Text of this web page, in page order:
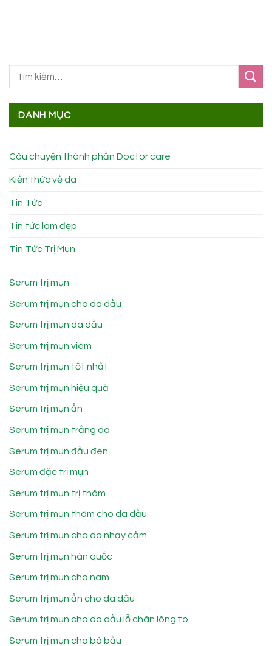
DANH MỤC
Câu chuyện thành phần Doctor care
Kiến thức về da
Tin Tức
Tin tức làm đẹp
Tin Tức Trị Mụn
Serum trị mụn
Serum trị mụn cho da dầu
Serum trị mụn da dầu
Serum trị mụn viêm
Serum trị mụn tốt nhất
Serum trị mụn hiệu quả
Serum trị mụn ẩn
Serum trị mụn trắng da
Serum trị mụn đầu đen
Serum đặc trị mụn
Serum trị mụn trị thâm
Serum trị mụn thâm cho da dầu
Serum trị mụn cho da nhạy cảm
Serum trị mụn hàn quốc
Serum trị mụn cho nam
Serum trị mụn ẩn cho da dầu
Serum trị mụn cho da dầu lỗ chân lông to
Serum trị mụn cho bà bầu